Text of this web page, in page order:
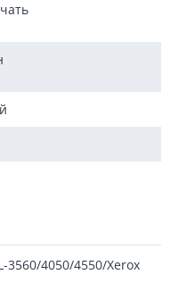
3560/4050/4550/Xerox